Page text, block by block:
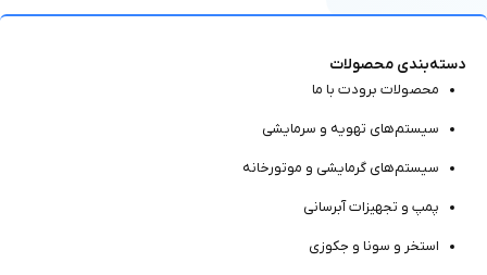
دسته‌بندی محصولات
محصولات برودت با ما
سیستم‌های تهویه و سرمایشی
سیستم‌های گرمایشی و موتور‌خانه
پمپ و تجهیزات آبرسانی
استخر و سونا و جکوزی